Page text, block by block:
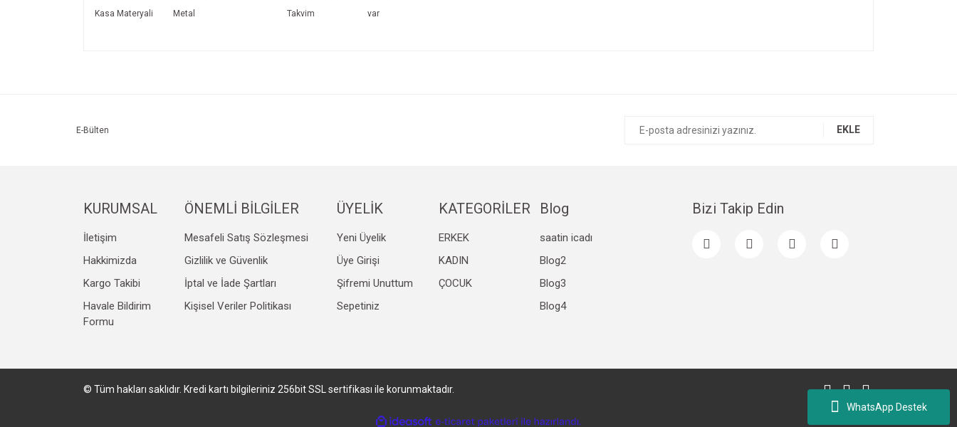
WhatsApp Destek
Kasa Materyali
Metal Takvim var
Gönder
E-Bülten EKLE
KURUMSAL
İletişim
Hakkimizda
Kargo Takibi
Havale Bildirim
Formu
ÖNEMLİ BİLGİLER
Mesafeli Satış Sözleşmesi
Gizlilik ve Güvenlik
İptal ve İade Şartları
Kişisel Veriler Politikası
ÜYELİK
Yeni Üyelik
Üye Girişi
Şifremi Unuttum
Sepetiniz
KATEGORİLER
ERKEK
KADIN
ÇOCUK
Blog
saatin icadı
Blog2
Blog3
Blog4
Bizi Takip Edin
© Tüm hakları saklıdır. Kredi kartı bilgileriniz 256bit SSL sertifikası ile korunmaktadır.
ideasoft e-